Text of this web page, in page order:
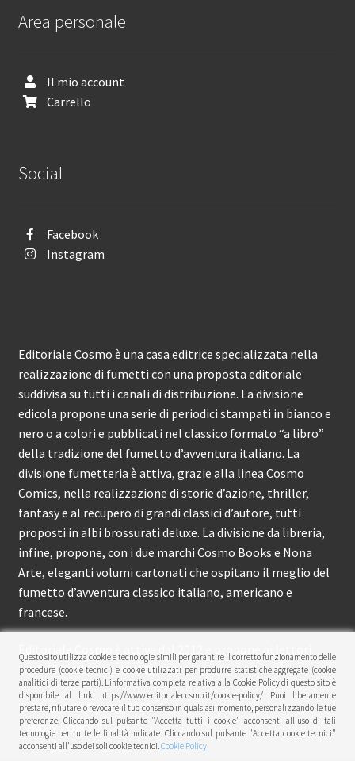
Area personale
Il mio account
Carrello
Social
Facebook
Instagram
Editoriale Cosmo è una casa editrice specializzata nella
realizzazione di fumetti con una proposta editoriale
suddivisa su tutti i canali di distribuzione. La divisione
edicola propone una serie di periodici stampati in bianco e
nero o a colori e pubblicati nel classico formato “a libro”
della tradizione del fumetto d’avventura italiano. La
divisione fumetteria è attiva, grazie alla linea Cosmo
Comics, nella realizzazione di storie d’azione, thriller,
fantasy e al recupero di grandi classici d’autore, tutti
proposti in albi brossurati deluxe. La divisione da libreria,
infine, propone, con i due marchi Cosmo Books e Nona
Arte, eleganti volumi cartonati che ospitano il meglio del
fumetto d’avventura classico italiano, americano e
francese.
Editoriale Cosmo è attiva dal 2012 e propone ai lettori
circa 150 pubblicazioni l’anno.
© Editoriale Cosmo 2026
Privacy Policy
Questo sito utilizza cookie e tecnologie simili per garantire il corretto funzionamento delle
procedure (cookie tecnici) e cookie utilizzati per produrre statistiche aggregate (cookie
analitici di terze parti). L’informativa completa relativa alla Cookie Policy di questo sito è
disponibile al link: https://www.editorialecosmo.it/cookie-policy/ Puoi liberamente
prestare, rifiutare o revocare il tuo consenso in qualsiasi momento, personalizzando le tue
preferenze. Cliccando sul pulsante "Accetta tutti i cookie" acconsenti all'uso di tali
tecnologie per tutte le finalità indicate. Cliccando sul pulsante "Accetta cookie tecnici"
acconsenti all'uso dei soli cookie tecnici.Cookie Policy